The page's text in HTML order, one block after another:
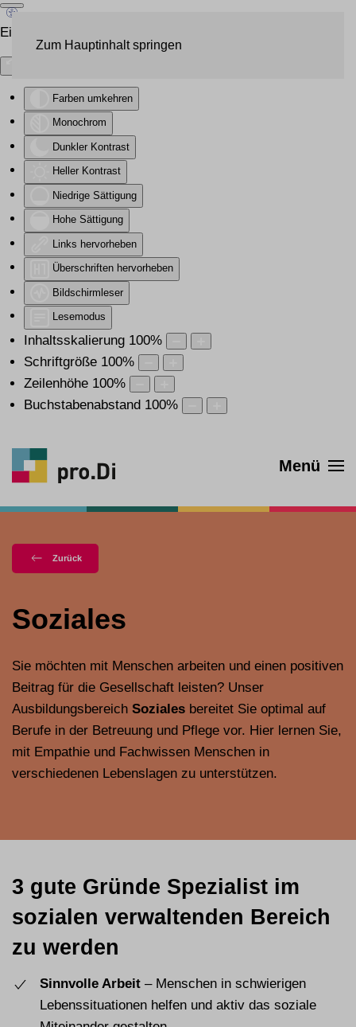
Eingabehilfen öffnen
Farben umkehren
Monochrom
Dunkler Kontrast
Heller Kontrast
Niedrige Sättigung
Hohe Sättigung
Links hervorheben
Überschriften hervorheben
Bildschirmleser
Lesemodus
Inhaltsskalierung 100%
Schriftgröße 100%
Zeilenhöhe 100%
Buchstabenabstand 100%
Zum Hauptinhalt springen
Menü
Zurück
Soziales
Sie möchten mit Menschen arbeiten und einen positiven
Beitrag für die Gesellschaft leisten? Unser
Ausbildungsbereich Soziales bereitet Sie optimal auf
Berufe in der Betreuung und Pflege vor. Hier lernen Sie,
mit Empathie und Fachwissen Menschen in
verschiedenen Lebenslagen zu unterstützen.
3 gute Gründe Spezialist im
sozialen verwaltenden Bereich
zu werden
Sinnvolle Arbeit – Menschen in schwierigen
Lebenssituationen helfen und aktiv das soziale